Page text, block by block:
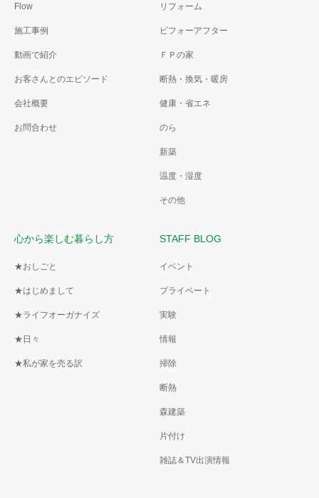
Flow
施工事例
動画で紹介
お客さんとのエピソード
会社概要
お問合わせ
リフォーム
ビフォーアフター
ＦＰの家
断熱・換気・暖房
健康・省エネ
のら
新築
温度・湿度
その他
心から楽しむ暮らし方
★おしごと
★はじめまして
★ライフオーガナイズ
★日々
★私が家を売る訳
STAFF BLOG
イベント
プライベート
実験
情報
掃除
断熱
森建築
片付け
雑誌＆TV出演情報